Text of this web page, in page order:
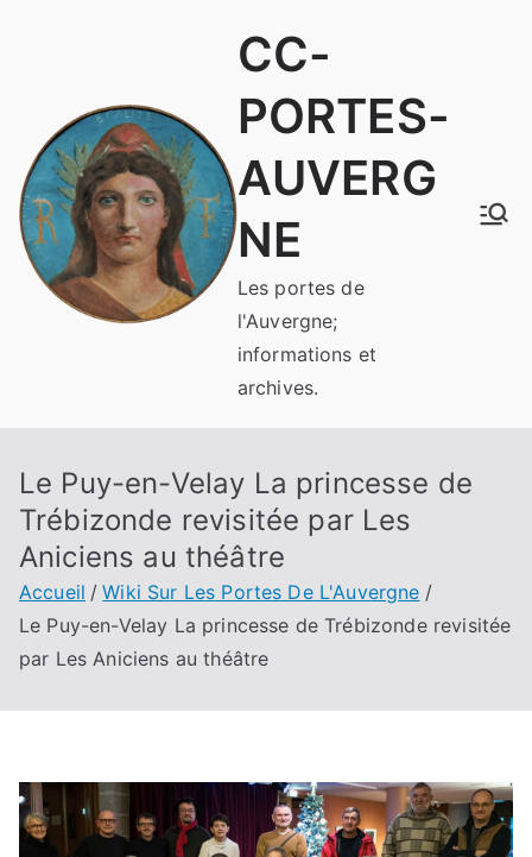
CC-
PORTES-
AUVERG
NE
Les portes de
l'Auvergne;
informations et
archives.
Le Puy-en-Velay La princesse de
Trébizonde revisitée par Les
Aniciens au théâtre
Accueil
Wiki Sur Les Portes De L'Auvergne
Le Puy-en-Velay La princesse de Trébizonde revisitée
par Les Aniciens au théâtre